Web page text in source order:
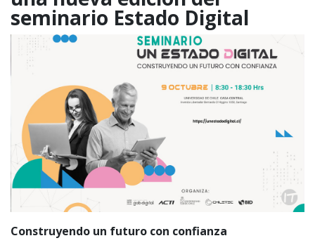
seminario Estado Digital
Construyendo un futuro con confianza
ECUADOR
PERÚ
MÉXICO